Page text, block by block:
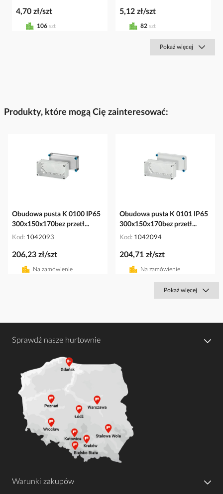
4,70 zł/szt
106 szt
5,12 zł/szt
82 szt
Pokaż więcej
Produkty, które mogą Cię zainteresować:
Obudowa pusta K 0100 IP65
300x150x170bez przetł...
Kod 1042093
206,23 zł/szt
Na zamówienie
Obudowa pusta K 0101 IP65
300x150x170bez przetł...
Kod 1042094
204,71 zł/szt
Na zamówienie
Pokaż więcej
Sprawdź nasze hurtownie
Warunki zakupów